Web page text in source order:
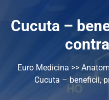
Cucuta –
Euro Medicina >>
Cucuta – beneficii,